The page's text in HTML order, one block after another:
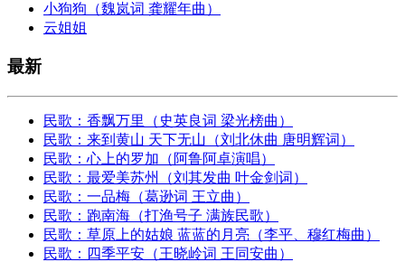
小狗狗（魏岚词 龚耀年曲）
云姐姐
最新
民歌：香飘万里（史英良词 梁光榜曲）
民歌：来到黄山 天下无山（刘北休曲 唐明辉词）
民歌：心上的罗加（阿鲁阿卓演唱）
民歌：最爱美苏州（刘其发曲 叶金剑词）
民歌：一品梅（葛逊词 王立曲）
民歌：跑南海（打渔号子 满族民歌）
民歌：草原上的姑娘 蓝蓝的月亮（李平、穆红梅曲）
民歌：四季平安（王晓岭词 王同安曲）